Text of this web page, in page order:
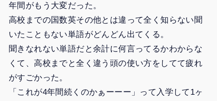
年間がもう大変だった。
高校までの国数英その他とは違って全く知らない聞
いたこともない単語がどんどん出てくる。
聞きなれない単語だと余計に何言ってるかわからな
くて、高校までと全く違う頭の使い方をしてて疲れ
がすごかった。
「これが4年間続くのかぁーーー」って入学して1ヶ